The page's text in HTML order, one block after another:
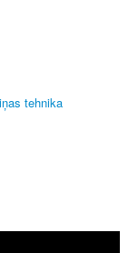
tehnika